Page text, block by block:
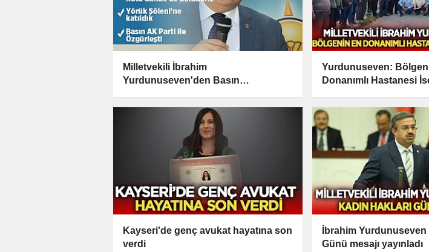
Milletvekili İbrahim
Yurdunuseven'den Basın
Yurdunuseven:
Donanımlı Hastanesi
Kayseri'de genç avukat hayatına son
verdi
İbrahim Yurdunuseven
Günü mesajı yayınladı